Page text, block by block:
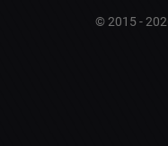
© 2015 -